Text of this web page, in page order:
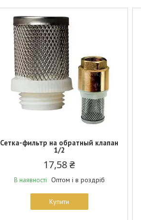
Сетка-фильтр на обратный клапан
1/2
17,58 ₴
В наявності Оптом і в роздріб
Купити